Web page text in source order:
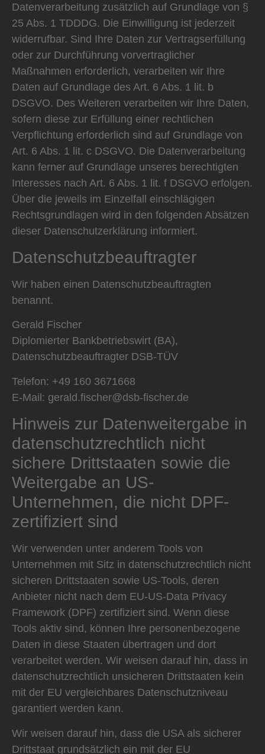
Datenverarbeitung zusätzlich auf Grundlage von §
25 Abs. 1 TDDDG. Die Einwilligung ist jederzeit
widerrufbar. Sind Ihre Daten zur Vertragserfüllung
oder zur Durchführung vorvertraglicher
Maßnahmen erforderlich, verarbeiten wir Ihre
Daten auf Grundlage des Art. 6 Abs. 1 lit. b
DSGVO. Des Weiteren verarbeiten wir Ihre Daten,
sofern diese zur Erfüllung einer rechtlichen
Verpflichtung erforderlich sind auf Grundlage von
Art. 6 Abs. 1 lit. c DSGVO. Die Datenverarbeitung
kann ferner auf Grundlage unseres berechtigten
Interesses nach Art. 6 Abs. 1 lit. f DSGVO erfolgen.
Über die jeweils im Einzelfall einschlägigen
Rechtsgrundlagen wird in den folgenden Absätzen
dieser Datenschutzerklärung informiert.
Datenschutz­beauftragter
Wir haben einen Datenschutzbeauftragten
benannt.
Gerald Fischer
Diplomierter Bankbetriebswirt (BA),
Datenschutzbeauftragter DSB-TÜV
Telefon: +49 160 3671668
E-Mail: gerald.fischer@dsb-fischer.de
Hinweis zur Datenweitergabe in
datenschutzrechtlich nicht
sichere Drittstaaten sowie die
Weitergabe an US-
Unternehmen, die nicht DPF-
zertifiziert sind
Wir verwenden unter anderem Tools von
Unternehmen mit Sitz in datenschutzrechtlich nicht
sicheren Drittstaaten sowie US-Tools, deren
Anbieter nicht nach dem EU-US-Data Privacy
Framework (DPF) zertifiziert sind. Wenn diese
Tools aktiv sind, können Ihre personenbezogene
Daten in diese Staaten übertragen und dort
verarbeitet werden. Wir weisen darauf hin, dass in
datenschutzrechtlich unsicheren Drittstaaten kein
mit der EU vergleichbares Datenschutzniveau
garantiert werden kann.
Wir weisen darauf hin, dass die USA als sicherer
Drittstaat grundsätzlich ein mit der EU